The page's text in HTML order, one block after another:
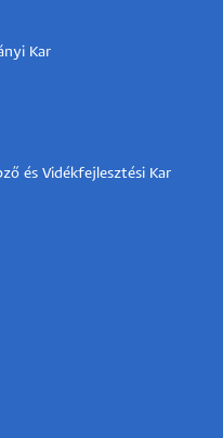
Kar
és Vidékfejlesztési Kar